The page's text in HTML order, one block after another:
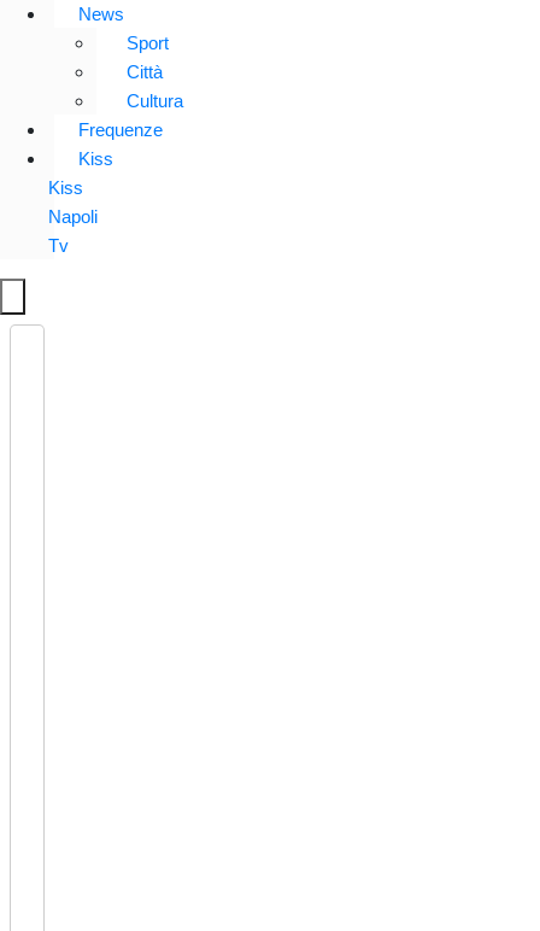
News
Sport
Città
Cultura
Frequenze
Kiss
Kiss
Napoli
Tv